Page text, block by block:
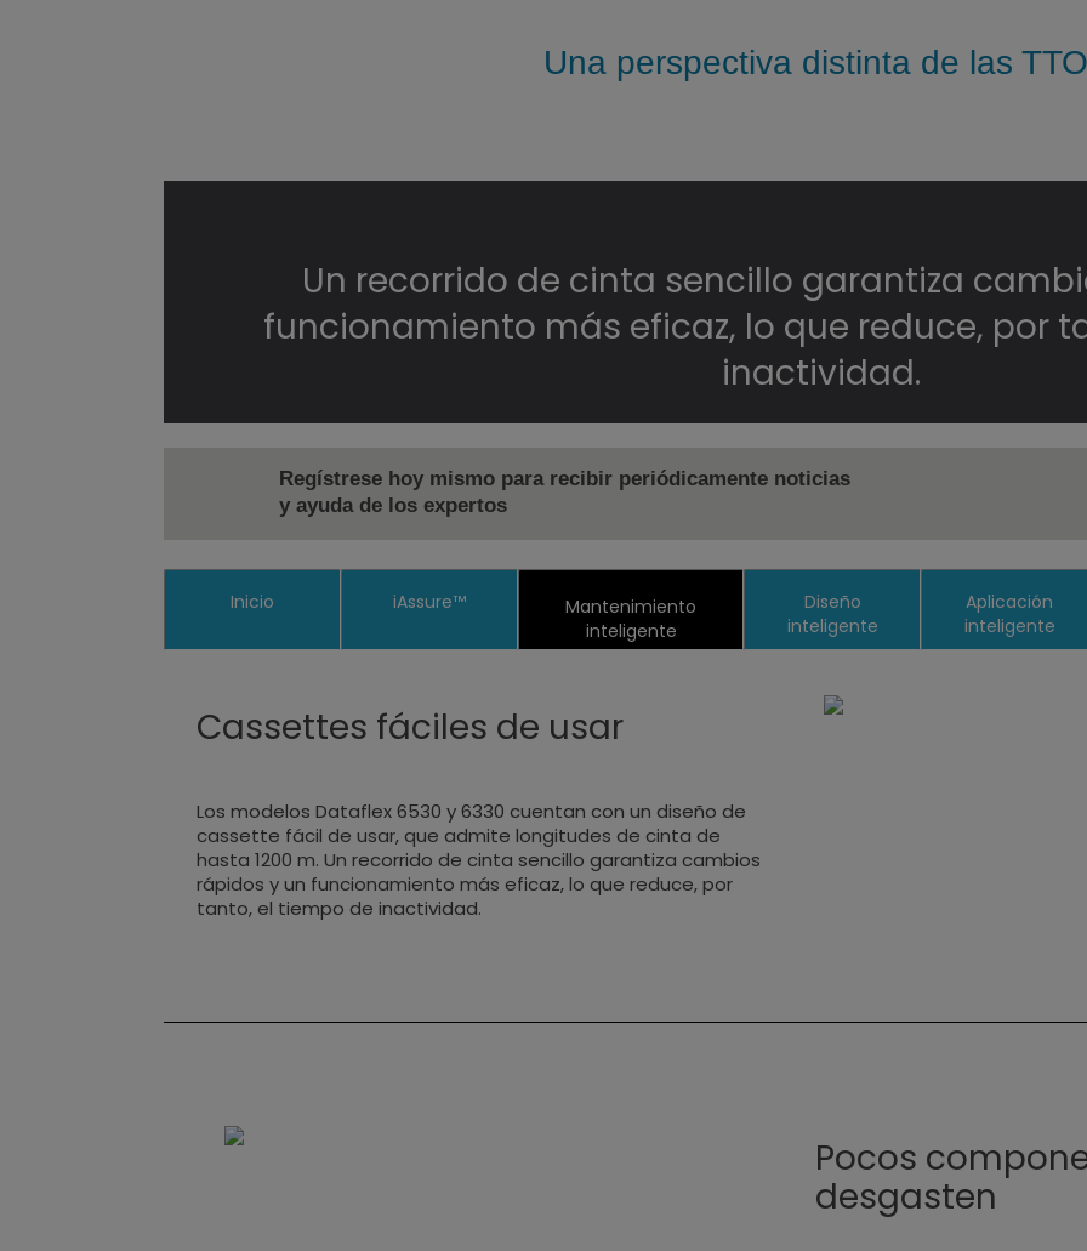
Una perspectiva distinta de las TTO
Un recorrido de cinta sencillo garantiza
funcionamiento más eficaz, lo que reduce, por
inactividad.
Regístrese hoy mismo para recibir periódicamente noticias
y ayuda de los expertos
Inicio iAssure™
Mantenimiento
inteligente
Diseño
inteligente
Aplicación
inteligente
Cassettes fáciles de usar
Los modelos Dataflex 6530 y 6330 cuentan con un diseño de
cassette fácil de usar, que admite longitudes de cinta de
hasta 1200 m. Un recorrido de cinta sencillo garantiza cambios
rápidos y un funcionamiento más eficaz, lo que reduce, por
tanto, el tiempo de inactividad.
Pocos
desgasten